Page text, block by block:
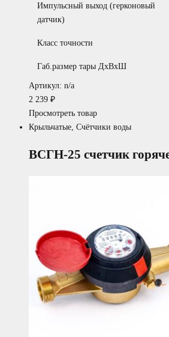
Импульсный выход (герконовый
датчик)
Класс точности
Габ.размер тары ДхВхШ
Артикул: n/a
2 239 ₽
Просмотреть товар
Крыльчатые Счётчики воды
ВСГН-25 счетчик